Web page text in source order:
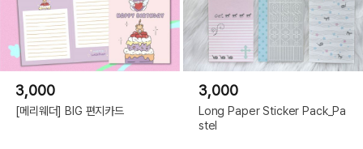
3,000
[메리웨더] BIG 편지카드
3,000
Long Paper Sticker Pack_Pa
stel